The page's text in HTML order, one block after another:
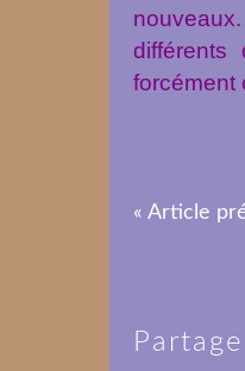
nouveaux.
forcément
« Article